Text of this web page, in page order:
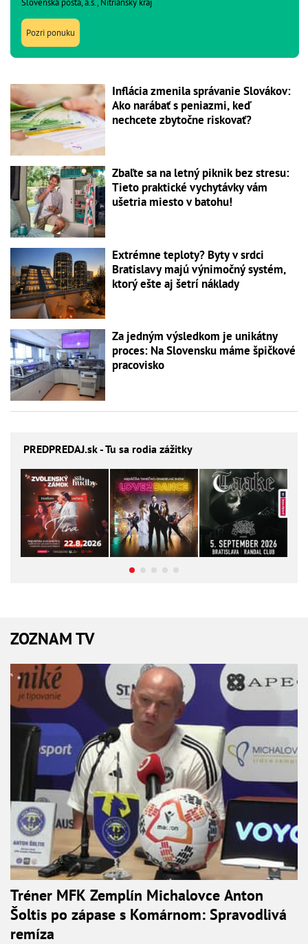
Pozri ponuku
Inflácia zmenila správanie Slovákov:
Ako narábať s peniazmi, keď
nechcete zbytočne riskovať?
Zbaľte sa na letný piknik bez stresu:
Tieto praktické vychytávky vám
ušetria miesto v batohu!
Extrémne teploty? Byty v srdci
Bratislavy majú výnimočný systém,
ktorý ešte aj šetrí náklady
Za jedným výsledkom je unikátny
proces: Na Slovensku máme špičkové
pracovisko
PREDPREDAJ.sk - Tu sa rodia zážitky
ZOZNAM TV
Tréner MFK Zemplín Michalovce Anton
Šoltis po zápase s Komárnom: Spravodlivá
remíza